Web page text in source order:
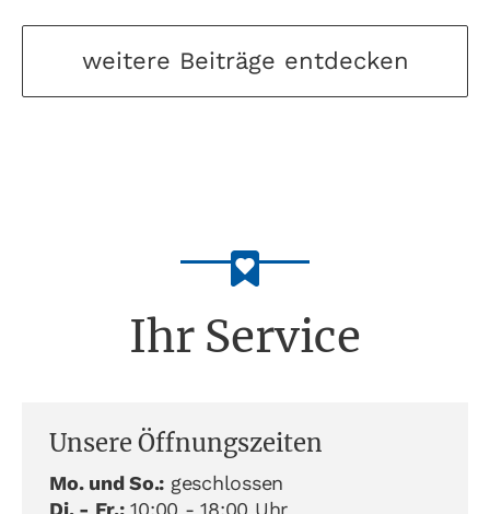
weitere Beiträge entdecken
Ihr Service
Unsere Öffnungszeiten
Mo. und So.: geschlossen
Di. - Fr.:10:00 - 18:00 Uhr